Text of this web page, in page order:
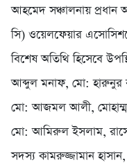
আহমেদ সঞ্চালনায় প্রধান
সি) ওয়েলফেয়ার
বিশেষ অতিথি হিসেবে
আব্দুল মনাফ, মো: হারুনুর
মো: আজমল আলী,
মো: আমিরুল ইসলাম,
সদস্য কামরুজ্জামান